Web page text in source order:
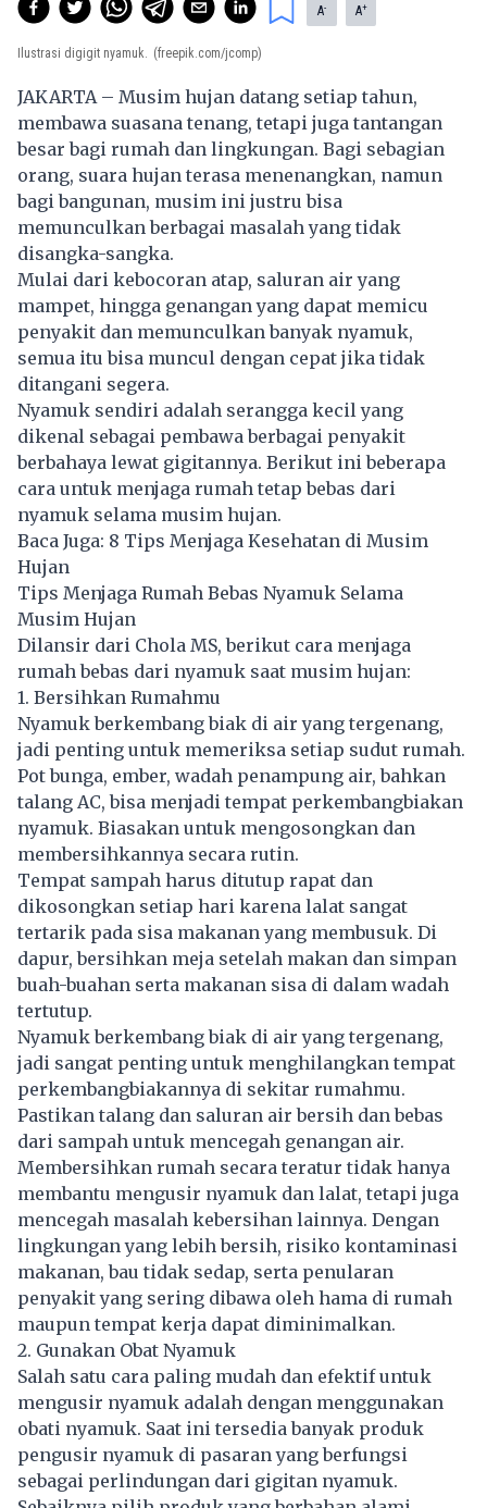
A- A+
Ilustrasi digigit nyamuk. (freepik.com/jcomp)
JAKARTA – Musim hujan datang setiap tahun,
membawa suasana tenang, tetapi juga tantangan
besar bagi rumah dan lingkungan. Bagi sebagian
orang, suara hujan terasa menenangkan, namun
bagi bangunan, musim ini justru bisa
memunculkan berbagai masalah yang tidak
disangka-sangka.
Mulai dari kebocoran atap, saluran air yang
mampet, hingga genangan yang dapat memicu
penyakit dan memunculkan banyak nyamuk,
semua itu bisa muncul dengan cepat jika tidak
ditangani segera.
Nyamuk sendiri adalah serangga kecil yang
dikenal sebagai pembawa berbagai penyakit
berbahaya lewat gigitannya. Berikut ini beberapa
cara untuk menjaga rumah tetap bebas dari
nyamuk selama musim hujan.
Baca Juga: 8 Tips Menjaga Kesehatan di Musim
Hujan
Tips Menjaga Rumah Bebas Nyamuk Selama
Musim Hujan
Dilansir dari Chola MS, berikut cara menjaga
rumah bebas dari nyamuk saat musim hujan:
1. Bersihkan Rumahmu
Nyamuk berkembang biak di air yang tergenang,
jadi penting untuk memeriksa setiap sudut rumah.
Pot bunga, ember, wadah penampung air, bahkan
talang AC, bisa menjadi tempat perkembangbiakan
nyamuk. Biasakan untuk mengosongkan dan
membersihkannya secara rutin.
Tempat sampah harus ditutup rapat dan
dikosongkan setiap hari karena lalat sangat
tertarik pada sisa makanan yang membusuk. Di
dapur, bersihkan meja setelah makan dan simpan
buah-buahan serta makanan sisa di dalam wadah
tertutup.
Nyamuk berkembang biak di air yang tergenang,
jadi sangat penting untuk menghilangkan tempat
perkembangbiakannya di sekitar rumahmu.
Pastikan talang dan saluran air bersih dan bebas
dari sampah untuk mencegah genangan air.
Membersihkan rumah secara teratur tidak hanya
membantu mengusir nyamuk dan lalat, tetapi juga
mencegah masalah kebersihan lainnya. Dengan
lingkungan yang lebih bersih, risiko kontaminasi
makanan, bau tidak sedap, serta penularan
penyakit yang sering dibawa oleh hama di rumah
maupun tempat kerja dapat diminimalkan.
2. Gunakan Obat Nyamuk
Salah satu cara paling mudah dan efektif untuk
mengusir nyamuk adalah dengan menggunakan
obati nyamuk. Saat ini tersedia banyak produk
pengusir nyamuk di pasaran yang berfungsi
sebagai perlindungan dari gigitan nyamuk.